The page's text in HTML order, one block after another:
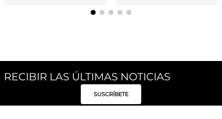
RECIBIR LAS ÚLTIMAS NOTICIAS
SUSCRÍBETE